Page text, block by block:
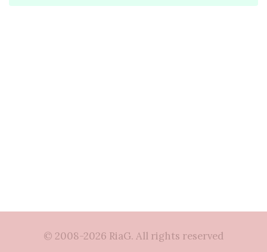
© 2008-2026 RiaG. All rights reserved